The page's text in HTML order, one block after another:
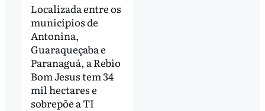
Localizada entre os
municípios de
Antonina,
Guaraqueçaba e
Paranaguá, a Rebio
Bom Jesus tem 34
mil hectares e
sobrepõe a TI